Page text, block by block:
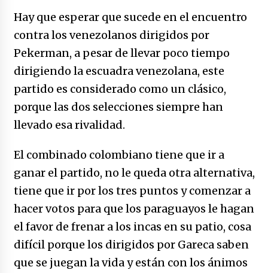
Hay que esperar que sucede en el encuentro
contra los venezolanos dirigidos por
Pekerman, a pesar de llevar poco tiempo
dirigiendo la escuadra venezolana, este
partido es considerado como un clásico,
porque las dos selecciones siempre han
llevado esa rivalidad.
El combinado colombiano tiene que ir a
ganar el partido, no le queda otra alternativa,
tiene que ir por los tres puntos y comenzar a
hacer votos para que los paraguayos le hagan
el favor de frenar a los incas en su patio, cosa
difícil porque los dirigidos por Gareca saben
que se juegan la vida y están con los ánimos